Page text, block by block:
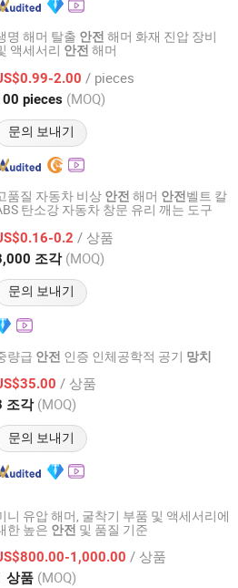
명 해머 탈출 안전 해머 화재 진압 장비
액세서리 안전 해머
2.00 / pieces
pieces (MOQ)
문의 보내기
Co., Ltd
이후 2024
품질 자동차 비상 안전 해머 안전벨트 칼
탄소강 자동차 창문 유리 깨는 도구
0.2 / 상품
조각 (MOQ)
문의 보내기
이후 2015
량급 안전 인증 인체공학적 공기 망치
/ 상품
조각 (MOQ)
문의 보내기
Co., Ltd.
이후 2025
니 유압 해머, 굴착기 부품 및 액세서리에
한 높은 안전 및 품질 기준
1,000.00 / 상품
상품 (MOQ)
Manufacturing Co., Ltd.
이후 2021